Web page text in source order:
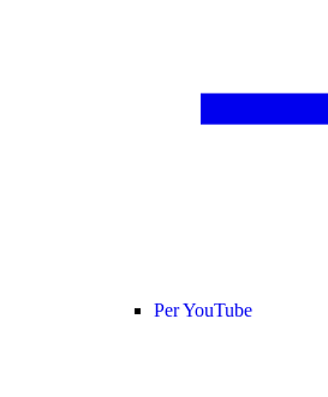
Per YouTube